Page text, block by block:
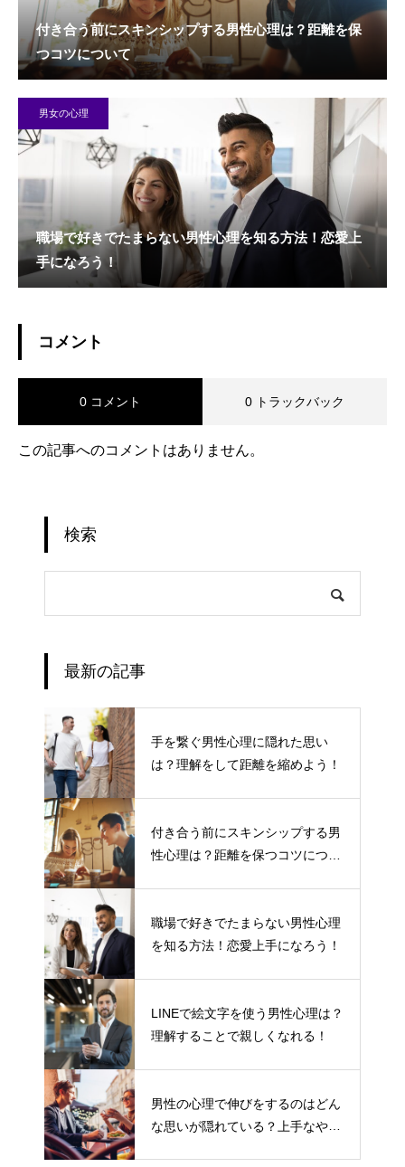
付き合う前にスキンシップする男性心理は？距離を保
つコツについて
男女の心理
職場で好きでたまらない男性心理を知る方法！恋愛上
手になろう！
コメント
0 コメント 0 トラックバック
この記事へのコメントはありません。
検索
最新の記事
手を繋ぐ男性心理に隠れた思い
は？理解をして距離を縮めよう！
付き合う前にスキンシップする男
性心理は？距離を保つコツについ
職場で好きでたまらない男性心理
を知る方法！恋愛上手になろう！
LINEで絵文字を使う男性心理は？
理解することで親しくなれる！
男性の心理で伸びをするのはどん
な思いが隠れている？上手なやり